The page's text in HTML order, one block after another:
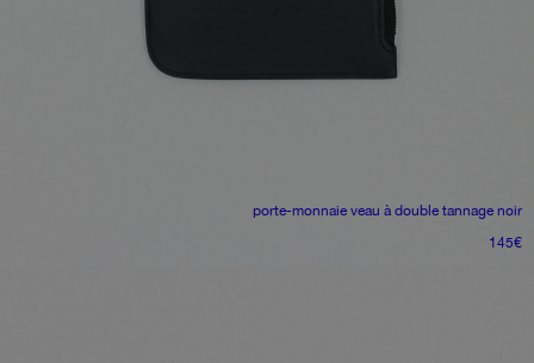
porte-monnaie veau à double tannage noir
145€